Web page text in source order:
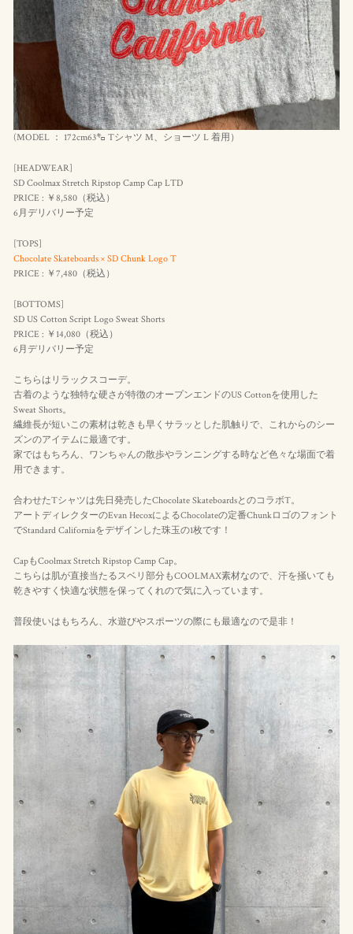
(MODEL ： 172cm63㌔ Tシャツ M、ショーツ L 着用）
[HEADWEAR]
SD Coolmax Stretch Ripstop Camp Cap LTD
PRICE : ￥8,580（税込 ）
6月デリバリー予定
[TOPS]
Chocolate Skateboards × SD Chunk Logo T
PRICE : ￥7,480（税込 ）
[BOTTOMS]
SD US Cotton Script Logo Sweat Shorts
PRICE : ￥14,080（税込 ）
6月デリバリー予定
こちらはリラックスコーデ。
古着のような独特な硬さが特徴のオープンエンドのUS Cottonを使用した
Sweat Shorts。
繊維長が短いこの素材は乾きも早くサラッとした肌触りで、これからのシー
ズンのアイテムに最適です。
家ではもちろん、ワンちゃんの散歩やランニングする時など色々な場面で着
用できます。
合わせたTシャツは先日発売したChocolate SkateboardsとのコラボT。
アートディレクターのEvan HecoxによるChocolateの定番Chunkロゴのフォント
でStandard Californiaをデザインした珠玉の1枚です！
CapもCoolmax Stretch Ripstop Camp Cap。
こちらは肌が直接当たるスベリ部分もCOOLMAX素材なので、汗を掻いても
乾きやすく快適な状態を保ってくれので気に入っています。
普段使いはもちろん、水遊びやスポーツの際にも最適なので是非！